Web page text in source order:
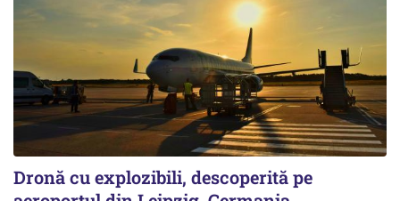
Dronă cu explozibili, descoperită pe